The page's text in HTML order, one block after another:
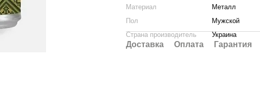
Материал
Металл
Пол
Мужской
Страна производитель
Украина
Доставка Оплата Гарантия